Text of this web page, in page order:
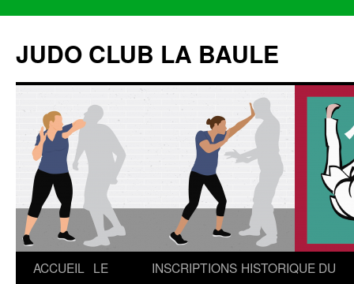
JUDO CLUB LA BAULE
ACCUEIL LE
INSCRIPTIONS HISTORIQUE DU